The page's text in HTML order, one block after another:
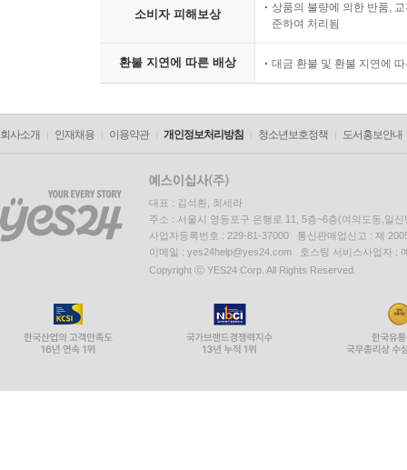
소비자 피해보상
상품의 불량에 의한 반품,
준하여 처리됨
환불 지연에 따른 배상 대금 환불 및 환불 지연에
회사소개 인재채용 이용약관 개인정보처리방침 청소년보호정책 도서홍보안내
대표 : 김석환, 최세라
주소 : 서울시 영등포구 은행로 11, 5층~6층(여의도동,일신
사업자등록번호 : 229-81-37000 통신판매업신고 : 제
이메일 : yes24help@yes24.com 호스팅 서비스사업자 :
Copyright ⓒ YES24 Corp. All Rights Reserved.